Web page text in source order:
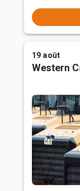
19 août
Western